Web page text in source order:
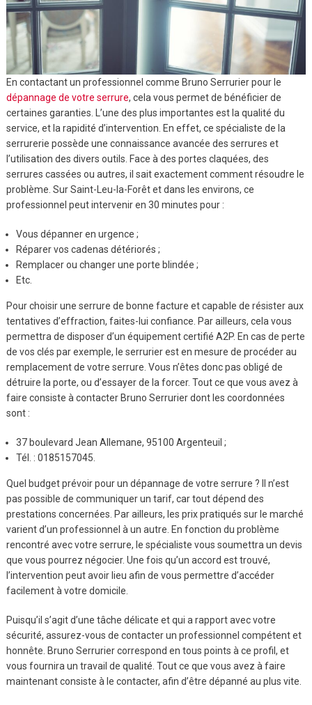
En contactant un professionnel comme Bruno Serrurier pour le
dépannage de votre serrure, cela vous permet de bénéficier de
certaines garanties. L’une des plus importantes est la qualité du
service, et la rapidité d’intervention. En effet, ce spécialiste de la
serrurerie possède une connaissance avancée des serrures et
l’utilisation des divers outils. Face à des portes claquées, des
serrures cassées ou autres, il sait exactement comment résoudre le
problème. Sur Saint-Leu-la-Forêt et dans les environs, ce
professionnel peut intervenir en 30 minutes pour :
Vous dépanner en urgence ;
Réparer vos cadenas détériorés ;
Remplacer ou changer une porte blindée ;
Etc.
Pour choisir une serrure de bonne facture et capable de résister aux
tentatives d’effraction, faites-lui confiance. Par ailleurs, cela vous
permettra de disposer d’un équipement certifié A2P. En cas de perte
de vos clés par exemple, le serrurier est en mesure de procéder au
remplacement de votre serrure. Vous n’êtes donc pas obligé de
détruire la porte, ou d’essayer de la forcer. Tout ce que vous avez à
faire consiste à contacter Bruno Serrurier dont les coordonnées
sont :
37 boulevard Jean Allemane, 95100 Argenteuil ;
Tél. : 0185157045.
Quel budget prévoir pour un dépannage de votre serrure ? Il n’est
pas possible de communiquer un tarif, car tout dépend des
prestations concernées. Par ailleurs, les prix pratiqués sur le marché
varient d’un professionnel à un autre. En fonction du problème
rencontré avec votre serrure, le spécialiste vous soumettra un devis
que vous pourrez négocier. Une fois qu’un accord est trouvé,
l’intervention peut avoir lieu afin de vous permettre d’accéder
facilement à votre domicile.
Puisqu’il s’agit d’une tâche délicate et qui a rapport avec votre
sécurité, assurez-vous de contacter un professionnel compétent et
honnête. Bruno Serrurier correspond en tous points à ce profil, et
vous fournira un travail de qualité. Tout ce que vous avez à faire
maintenant consiste à le contacter, afin d’être dépanné au plus vite.